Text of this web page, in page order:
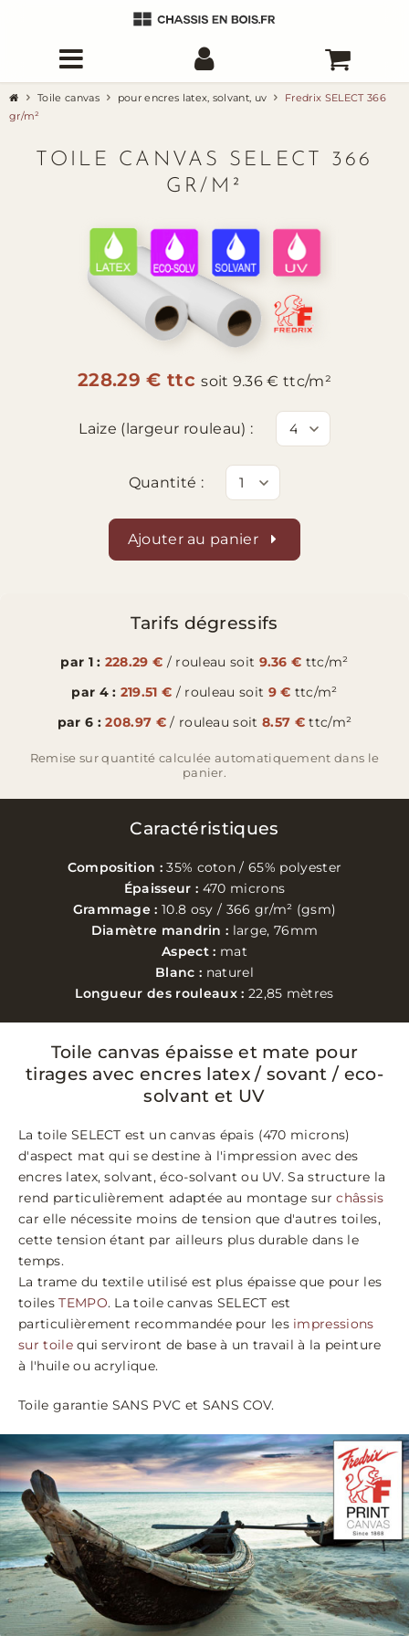
Toile canvas pour encres latex, solvant, uv
Fredrix SELECT 366
gr/m²
TOILE CANVAS SELECT 366
GR/M²
228.29 € ttcsoit 9.36 € ttc/m²
Laize (largeur rouleau) :
Quantité :
Ajouter au panier
Tarifs dégressifs
par 1 : 228.29 € / rouleau soit 9.36 € ttc/m²
par 4 : 219.51 € / rouleau soit 9 € ttc/m²
par 6 :208.97 €/ rouleau soit8.57 €ttc/m²
Remise sur quantité calculée automatiquement dans le
panier.
Caractéristiques
Composition :35% coton / 65% polyester
Épaisseur : 470 microns
Grammage : 10.8 osy / 366 gr/m² (gsm)
Diamètre mandrin : large, 76mm
Aspect : mat
Blanc : naturel
Longueur des rouleaux : 22,85 mètres
Toile canvas épaisse et mate pour
tirages avec encres latex / sovant / eco-
solvant et UV
La toile SELECT est un canvas épais (470 microns)
d'aspect mat qui se destine à l'impression avec des
encres latex, solvant, éco-solvant ou UV. Sa structure la
rend particulièrement adaptée au montage surchâssis
car elle nécessite moins de tension que d'autres toiles,
cette tension étant par ailleurs plus durable dans le
temps.
La trame du textile utilisé est plus épaisse que pour les
toilesTEMPO. La toile canvas SELECT est
particulièrement recommandée pour les impressions
sur toilequi serviront de base à un travail à la peinture
à l'huile ou acrylique.
Toile garantie SANS PVC et SANS COV.